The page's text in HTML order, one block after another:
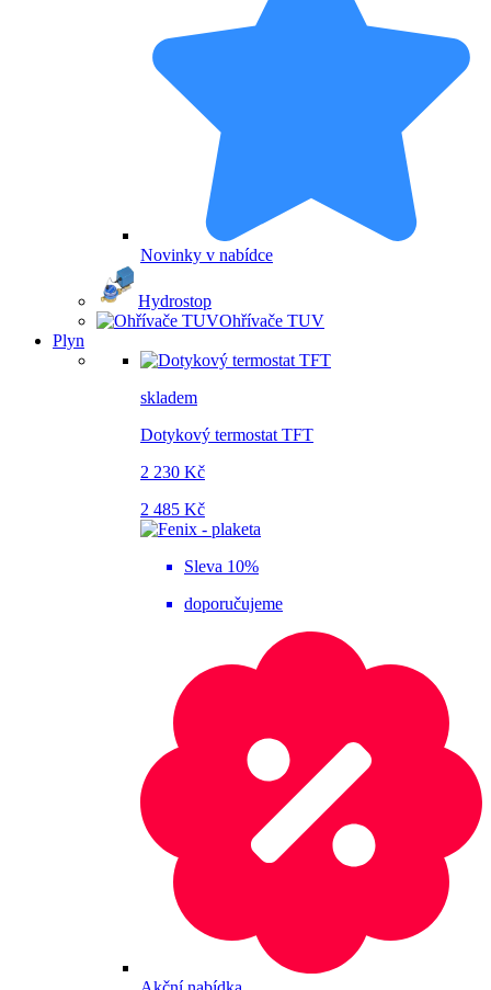
Novinky v nabídce
Hydrostop
Ohřívače TUV
Plyn
skladem
Dotykový termostat TFT
2 230 Kč
2 485 Kč
Sleva 10%
doporučujeme